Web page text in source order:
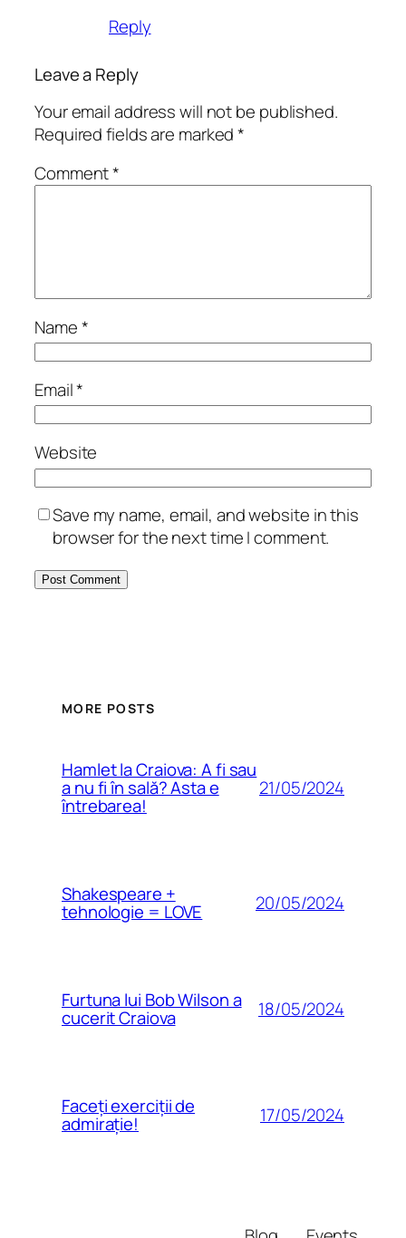
Reply
Leave a Reply
Your email address will not be published.
Required fields are marked*
Comment*
Name*
Email*
Website
Save my name, email, and website in this
browser for the next time I comment.
MORE POSTS
Hamlet la Craiova: A fi sau
a nu fi în sală? Asta e
întrebarea!
21/05/2024
Shakespeare +
tehnologie = LOVE 20/05/2024
Furtuna lui Bob Wilson a
cucerit Craiova 18/05/2024
Faceți exerciții de
admirație! 17/05/2024